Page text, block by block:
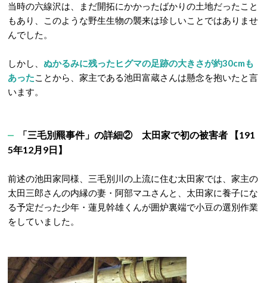
当時の六線沢は、まだ開拓にかかったばかりの土地だったこと
もあり、このような野生生物の襲来は珍しいことではありませ
んでした。
しかし、 ぬかるみに残ったヒグマの足跡の大きさが約30cmも
あったことから、家主である池田富蔵さんは懸念を抱いたと言
います。
「三毛別羆事件」の詳細② 太田家で初の被害者 【191
5年12月9日】
前述の池田家同様、三毛別川の上流に住む太田家では、家主の
太田三郎さんの内縁の妻・阿部マユさんと、太田家に養子にな
る予定だった少年・蓮見幹雄くんが囲炉裏端で小豆の選別作業
をしていました。